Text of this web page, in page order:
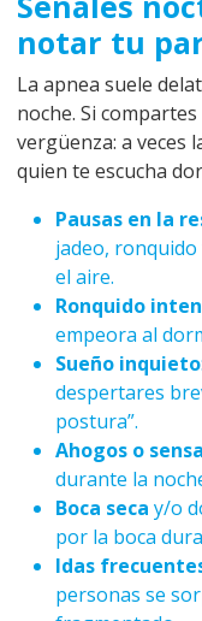
notar tu
La apnea suele
noche. Si
vergüenza: a veces
quien te escucha
Pausas en la
jadeo,
el aire.
Ronquido
empeora al
Sueño inquieto
despertares
postura”.
Ahogos o
durante la
Boca seca y/o
por la boca
Idas
personas se